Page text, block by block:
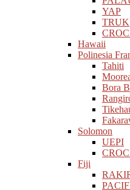
YAP
TRUK
Hawaii
Polinesia
Tahiti
Bora
Solomon
UEPI
Fiji